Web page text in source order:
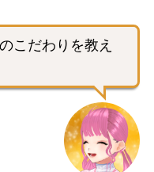
こだわりを教え